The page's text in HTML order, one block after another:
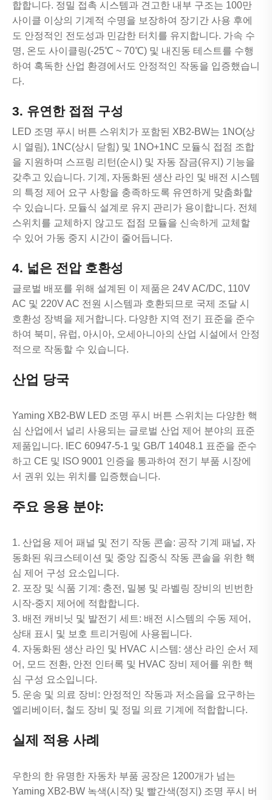
합합니다. 정밀 접촉 시스템과 견고한 내부 구조는 100만
사이클 이상의 기계적 수명을 보장하여 장기간 사용 후에
도 안정적인 전도성과 민감한 터치를 유지합니다. 가속 수
명, 온도 사이클링(-25℃ ~ 70℃) 및 내진동 테스트를 수행
하여 혹독한 산업 환경에서도 안정적인 작동을 입증했습니
다.
3. 유연한 접점 구성
LED 조명 푸시 버튼 스위치가 포함된 XB2-BW는 1NO(상
시 열림), 1NC(상시 닫힘) 및 1NO+1NC 모듈식 접점 조합
을 지원하며 스프링 리턴(순시) 및 자동 잠금(유지) 기능을
갖추고 있습니다. 기계, 자동화된 생산 라인 및 배전 시스템
의 특정 제어 요구 사항을 충족하도록 유연하게 맞춤화할
수 있습니다. 모듈식 설계로 유지 관리가 용이합니다. 전체
스위치를 교체하지 않고도 접점 모듈을 신속하게 교체할
수 있어 가동 중지 시간이 줄어듭니다.
4. 넓은 전압 호환성
글로벌 배포를 위해 설계된 이 제품은 24V AC/DC, 110V
AC 및 220V AC 전원 시스템과 호환되므로 국제 조달 시
호환성 장벽을 제거합니다. 다양한 지역 전기 표준을 준수
하여 북미, 유럽, 아시아, 오세아니아의 산업 시설에서 안정
적으로 작동할 수 있습니다.
산업 당국
Yaming XB2-BW LED 조명 푸시 버튼 스위치는 다양한 핵
심 산업에서 널리 사용되는 글로벌 산업 제어 분야의 표준
제품입니다. IEC 60947-5-1 및 GB/T 14048.1 표준을 준수
하고 CE 및 ISO 9001 인증을 통과하여 전기 부품 시장에
서 권위 있는 위치를 입증했습니다.
주요 응용 분야:
1. 산업용 제어 패널 및 전기 작동 콘솔: 공작 기계 패널, 자
동화된 워크스테이션 및 중앙 집중식 작동 콘솔을 위한 핵
심 제어 구성 요소입니다.
2. 포장 및 식품 기계: 충전, 밀봉 및 라벨링 장비의 빈번한
시작-중지 제어에 적합합니다.
3. 배전 캐비닛 및 발전기 세트: 배전 시스템의 수동 제어,
상태 표시 및 보호 트리거링에 사용됩니다.
4. 자동화된 생산 라인 및 HVAC 시스템: 생산 라인 순서 제
어, 모드 전환, 안전 인터록 및 HVAC 장비 제어를 위한 핵
심 구성 요소입니다.
5. 운송 및 의료 장비: 안정적인 작동과 저소음을 요구하는
엘리베이터, 철도 장비 및 정밀 의료 기계에 적합합니다.
실제 적용 사례
우한의 한 유명한 자동차 부품 공장은 1200개가 넘는
Yaming XB2-BW 녹색(시작) 및 빨간색(정지) 조명 푸시 버